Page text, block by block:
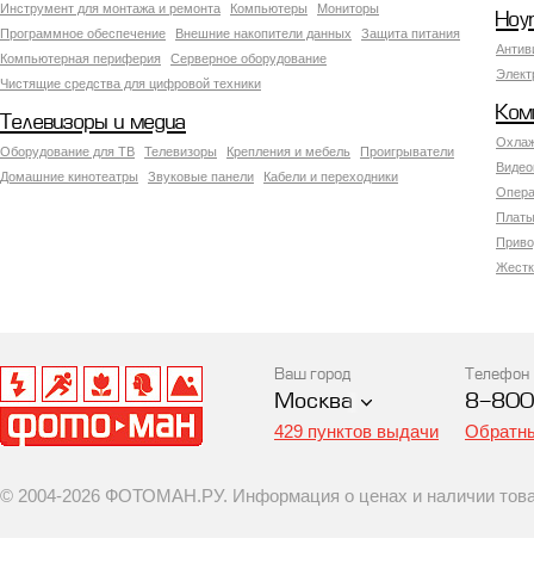
Инструмент для монтажа и ремонта Компьютеры
Мониторы
Программное обеспечение
Внешние накопители данных
Защита питания
Компьютерная периферия
Серверное оборудование
Чистящие средства для цифровой техники
Телевизоры и медиа
Оборудование для ТВ Телевизоры Крепления и мебель
Проигрыватели
Домашние кинотеатры
Звуковые панели Кабели и переходники
Ваш город
Москва
429 пунктов выдачи
Телефон
8-
© 2004-2026 ФОТОМАН.РУ. Информация о ценах и наличии